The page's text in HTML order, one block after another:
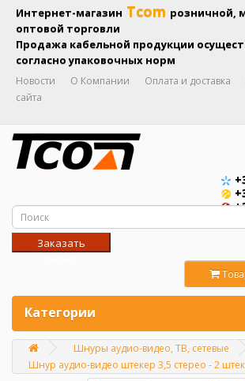
Интернет-магазин Tcom розничной,
оптовой торговли
Продажа кабельной продукции
согласно упаковочных норм
Новости О Компании Оплата и доставка
сайта
Заказать
Категории
Главная
Шнуры аудио-видео, ТВ, сетевые
Шнур аудио-видео штекер 3,5 стерео - 2